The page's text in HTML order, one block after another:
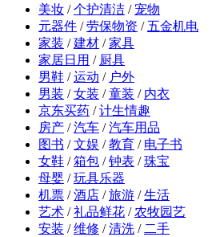
美妆 / 个护清洁 / 宠物
元器件 / 劳保物资 / 五金机电
家装 / 建材 / 家具
家居日用 / 厨具
男鞋 / 运动 / 户外
男装 / 女装 / 童装 / 内衣
京东买药 / 计生情趣
房产 / 汽车 / 汽车用品
图书 / 文娱 / 教育 / 电子书
女鞋 / 箱包 / 钟表 / 珠宝
母婴 / 玩具乐器
机票 / 酒店 / 旅游 / 生活
艺术 / 礼品鲜花 / 农牧园艺
安装 / 维修 / 清洗 / 二手